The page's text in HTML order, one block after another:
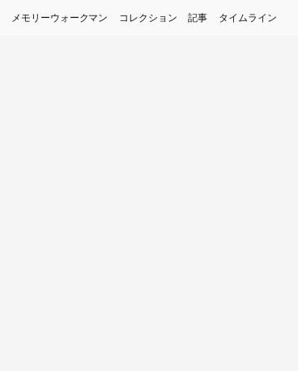
メモリーウォークマン コレクション 記事 タイムライン